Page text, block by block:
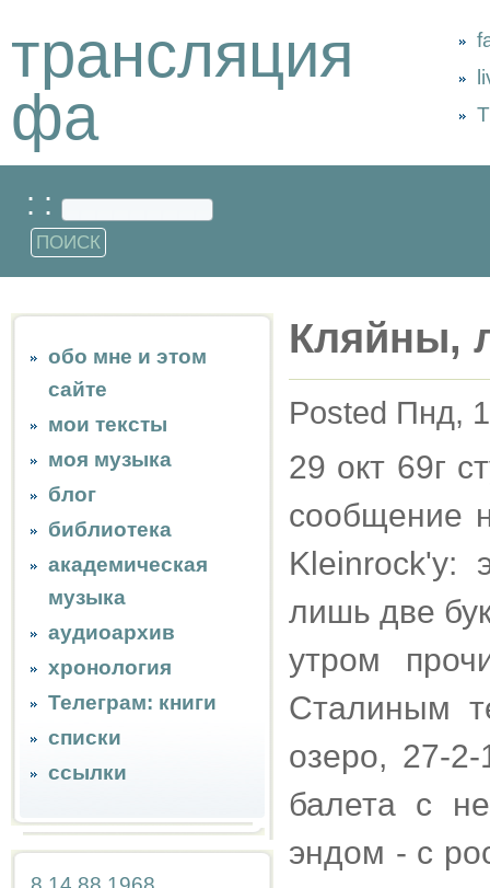
трансляция
фа
: :
обо мне и этом
сайте
мои тексты
моя музыка
блог
библиотека
академическая
музыка
аудиоархив
хронология
Телеграм: книги
списки
ссылки
Кляйны,
Posted Пнд,
29 окт 69г
сообщение
Kleinrock'у:
лишь две
утром
Сталиным
озеро, 27-2-
балета с
эндом - с